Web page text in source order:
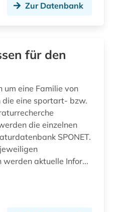
Zur Datenbank
für den
um eine Familie von
eine sportart- bzw.
die einzelnen
SPONET.
aktuelle Infor...